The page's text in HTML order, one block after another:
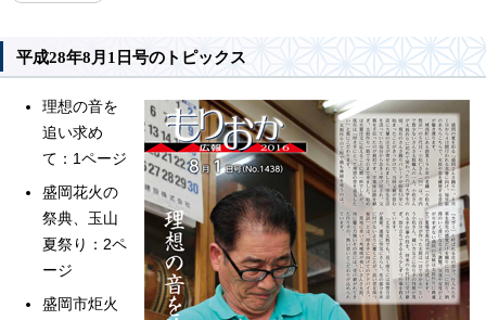
平成28年8月1日号のトピックス
理想の音を
追い求め
て：1ページ
盛岡花火の
祭典、玉山
夏祭り：2ペ
ージ
盛岡市炬火